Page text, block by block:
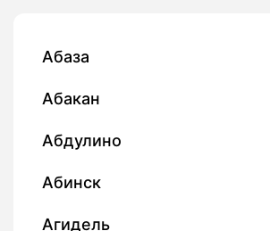
Абаза
Абакан
Абдулино
Абинск
Агидель